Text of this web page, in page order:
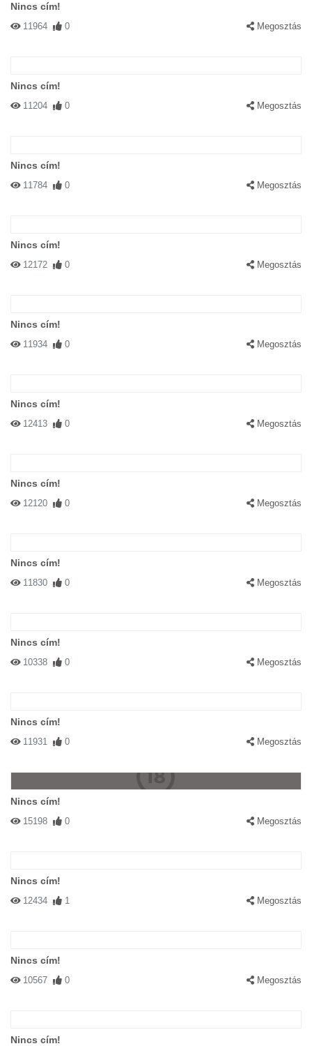
Nincs cím!
11964 0 Megosztás
Nincs cím!
11204 0 Megosztás
Nincs cím!
11784 0 Megosztás
Nincs cím!
12172 0 Megosztás
Nincs cím!
11934 0 Megosztás
Nincs cím!
12413 0 Megosztás
Nincs cím!
12120 0 Megosztás
Nincs cím!
11830 0 Megosztás
Nincs cím!
10338 0 Megosztás
Nincs cím!
11931 0 Megosztás
Nincs cím!
15198 0 Megosztás
Nincs cím!
12434 1 Megosztás
Nincs cím!
10567 0 Megosztás
Nincs cím!